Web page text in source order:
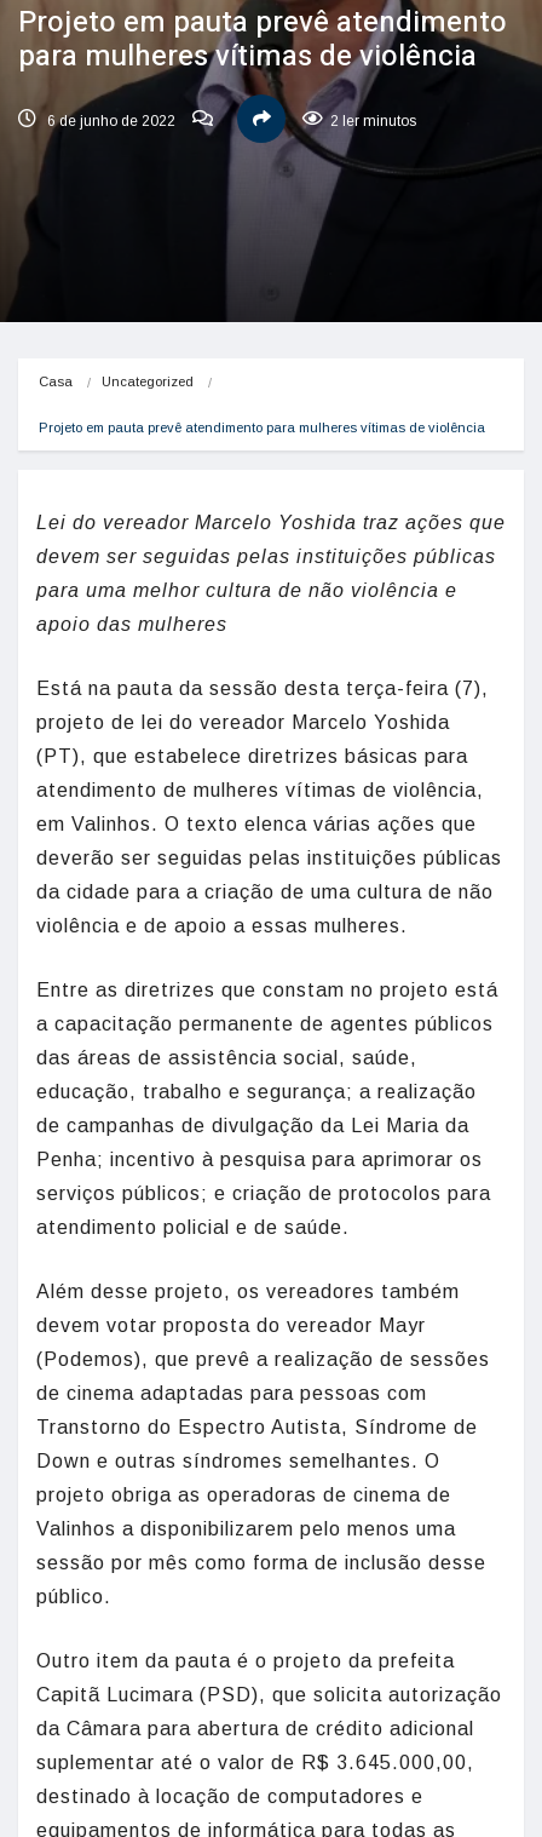
Projeto em pauta prevê atendimento
para mulheres vítimas de violência
6 de junho de 2022 2 ler minutos
Casa Uncategorized
Projeto em pauta prevê atendimento para mulheres vítimas de violência
Lei do vereador Marcelo Yoshida traz ações que
devem ser seguidas pelas instituições públicas
para uma melhor cultura de não violência e
apoio das mulheres
Está na pauta da sessão desta terça-feira (7),
projeto de lei do vereador Marcelo Yoshida
(PT), que estabelece diretrizes básicas para
atendimento de mulheres vítimas de violência,
em Valinhos. O texto elenca várias ações que
deverão ser seguidas pelas instituições públicas
da cidade para a criação de uma cultura de não
violência e de apoio a essas mulheres.
Entre as diretrizes que constam no projeto está
a capacitação permanente de agentes públicos
das áreas de assistência social, saúde,
educação, trabalho e segurança; a realização
de campanhas de divulgação da Lei Maria da
Penha; incentivo à pesquisa para aprimorar os
serviços públicos; e criação de protocolos para
atendimento policial e de saúde.
Além desse projeto, os vereadores também
devem votar proposta do vereador Mayr
(Podemos), que prevê a realização de sessões
de cinema adaptadas para pessoas com
Transtorno do Espectro Autista, Síndrome de
Down e outras síndromes semelhantes. O
projeto obriga as operadoras de cinema de
Valinhos a disponibilizarem pelo menos uma
sessão por mês como forma de inclusão desse
público.
Outro item da pauta é o projeto da prefeita
Capitã Lucimara (PSD), que solicita autorização
da Câmara para abertura de crédito adicional
suplementar até o valor de R$ 3.645.000,00,
destinado à locação de computadores e
equipamentos de informática para todas as